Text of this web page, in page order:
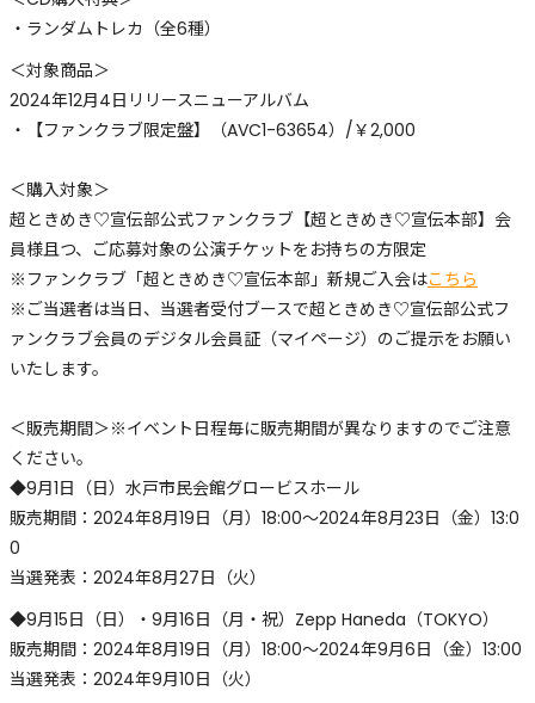
・ランダムトレカ（全6種）
＜対象商品＞
2024年12月4日リリースニューアルバム
・【ファンクラブ限定盤】（AVC1-63654）/￥2,000
＜購入対象＞
超ときめき♡宣伝部公式ファンクラブ【超ときめき♡宣伝本部】会
員様且つ、ご応募対象の公演チケットをお持ちの方限定
※ファンクラブ「超ときめき♡宣伝本部」新規ご入会はこちら
※ご当選者は当日、当選者受付ブースで超ときめき♡宣伝部公式フ
ァンクラブ会員のデジタル会員証（マイページ）のご提示をお願い
いたします。
＜販売期間＞※イベント日程毎に販売期間が異なりますのでご注意
ください。
◆9月1日（日）水戸市民会館グロービスホール
販売期間：2024年8月19日（月）18:00～2024年8月23日（金）13:0
0
当選発表：2024年8月27日（火）
◆9月15日（日）・9月16日（月・祝）Zepp Haneda（TOKYO）
販売期間：2024年8月19日（月）18:00～2024年9月6日（金）13:00
当選発表：2024年9月10日（火）